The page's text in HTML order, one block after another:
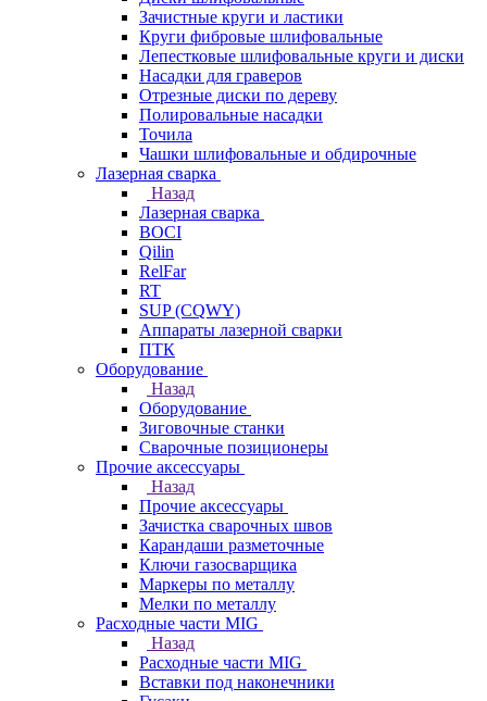
Зачистные круги и ластики
Круги фибровые шлифовальные
Лепестковые шлифовальные круги и диски
Насадки для граверов
Отрезные диски по дереву
Полировальные насадки
Точила
Чашки шлифовальные и обдирочные
Лазерная сварка
Назад
Лазерная сварка
BOCI
Qilin
RelFar
RT
SUP (CQWY)
Аппараты лазерной сварки
ПТК
Оборудование
Назад
Оборудование
Зиговочные станки
Сварочные позиционеры
Прочие аксессуары
Назад
Прочие аксессуары
Зачистка сварочных швов
Карандаши разметочные
Ключи газосварщика
Маркеры по металлу
Мелки по металлу
Расходные части MIG
Назад
Расходные части MIG
Вставки под наконечники